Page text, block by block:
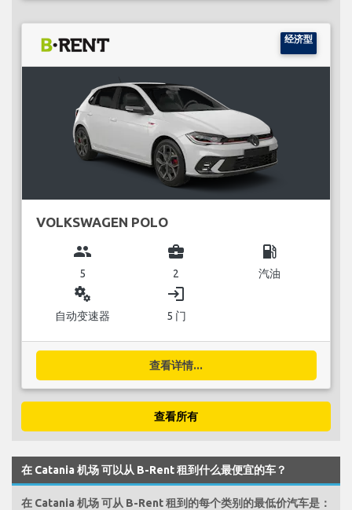
经济型
VOLKSWAGEN POLO
group
5
business_center
2
local_gas_station
汽油
miscellaneous_services
自动变速器
login
5 门
查看详情...
查看所有
在 Catania 机场 可以从 B-Rent 租到什么最便宜的车？
在 Catania 机场 可从 B-Rent 租到的每个类别的最低价汽车是：